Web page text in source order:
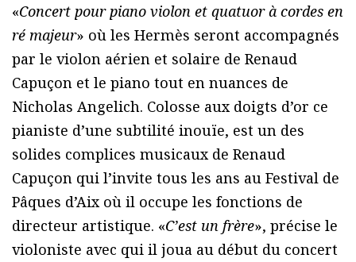
«Concert pour piano violon et quatuor à cordes en
ré majeur» où les Hermès seront accompagnés
par le violon aérien et solaire de Renaud
Capuçon et le piano tout en nuances de
Nicholas Angelich. Colosse aux doigts d’or ce
pianiste d’une subtilité inouïe, est un des
solides complices musicaux de Renaud
Capuçon qui l’invite tous les ans au Festival de
Pâques d’Aix où il occupe les fonctions de
directeur artistique. «C’est un frère», précise le
violoniste avec qui il joua au début du concert